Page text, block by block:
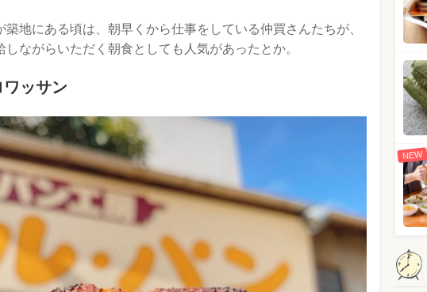
築地にある頃は、朝早くから仕事をしている仲買さんたちが、
しながらいただく朝食としても人気があったとか。
ッサン
NEW